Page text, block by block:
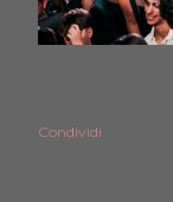
Condividi